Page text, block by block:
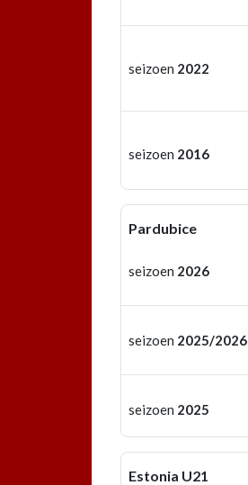
seizoen 2022
seizoen 2016
Pardubice
seizoen 2026
seizoen 2025/2026
seizoen 2025
Estonia U21